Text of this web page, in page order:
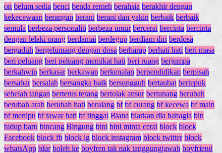
on belum sedia benci benda remeh berahsia berakhir dengan
kekecewaan berangan berani berani dan yakin berbaik berbaik
semula berbeza personaliti berbeza umur bercerai bercinta bercinta
dengan lelaki orang berdamai berdegup berdiam diri berdosa
bergaduh bergelumang dengan dosa berharap berhati hati beri masa
beri peluang beri peluang memikat hati beri ruang berjumpa
berkahwin berkasar berkawan berkenalan berpendidikan berpisah
bersabar bersalah bersangka baik bersungguh bertaubat bertepuk
sebelah tangan berterus terang bertolak ansur bertunang berubah
berubah arah berubah hati berulang bf bf curang bf kecewa bf main
bf menipu bf tawar hati bf tinggal Biana biarkan dia bahagia bin
hidup baru bincang Bingung bini bini minta cerai block block
Facebook block fb block ig block instagram block twitter block
whatsApp blur boleh ke boyfren tak nak tanggungjawab boyfriend